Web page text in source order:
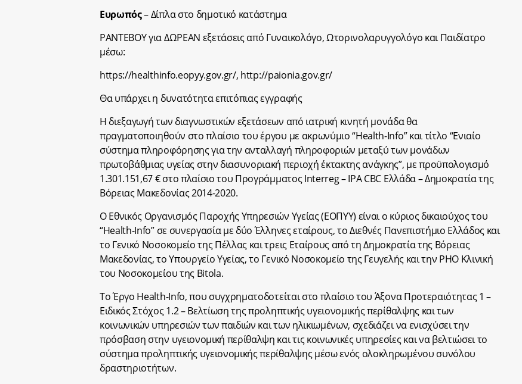
Ευρωπός– Δίπλα στο δημοτικό κατάστημα
ΡΑΝΤΕΒΟΥ για ΔΩΡΕΑΝ εξετάσεις από Γυναικολόγο, Ωτορινολαρυγγολόγο και Παιδίατρο
μέσω:
https://healthinfo.eopyy.gov.gr/, http://paionia.gov.gr/
Θα υπάρχει η δυνατότητα επιτόπιας εγγραφής
Η διεξαγωγή των διαγνωστικών εξετάσεων από ιατρική κινητή μονάδα θα
πραγματοποιηθούν στο πλαίσιο του έργου με ακρωνύμιο “Health-Info” και τίτλο “Ενιαίο
σύστημα πληροφόρησης για την ανταλλαγή πληροφοριών μεταξύ των μονάδων
πρωτοβάθμιας υγείας στην διασυνοριακή περιοχή έκτακτης ανάγκης”, με προϋπολογισμό
1.301.151,67 € στο πλαίσιο του Προγράμματος Interreg – IPA CBC Ελλάδα – Δημοκρατία της
Βόρειας Μακεδονίας 2014-2020.
Ο Εθνικός Οργανισμός Παροχής Υπηρεσιών Υγείας (ΕΟΠΥΥ) είναι ο κύριος δικαιούχος του
“Health-Info” σε συνεργασία με δύο Έλληνες εταίρους, το Διεθνές Πανεπιστήμιο Ελλάδος και
το Γενικό Νοσοκομείο της Πέλλας και τρεις Εταίρους από τη Δημοκρατία της Βόρειας
Μακεδονίας, το Υπουργείο Υγείας, το Γενικό Νοσοκομείο της Γευγελής και την PHO Κλινική
του Νοσοκομείου της Bitola.
Το Έργο Health-Info, που συγχρηματοδοτείται στο πλαίσιο του Άξονα Προτεραιότητας 1 –
Ειδικός Στόχος 1.2 – Βελτίωση της προληπτικής υγειονομικής περίθαλψης και των
κοινωνικών υπηρεσιών των παιδιών και των ηλικιωμένων, σχεδιάζει να ενισχύσει την
πρόσβαση στην υγειονομική περίθαλψη και τις κοινωνικές υπηρεσίες και να βελτιώσει το
σύστημα προληπτικής υγειονομικής περίθαλψης μέσω ενός ολοκληρωμένου συνόλου
δραστηριοτήτων.